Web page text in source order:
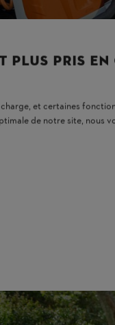
et des idées de
PLUS PRIS EN
et certaines
de notre site, nous